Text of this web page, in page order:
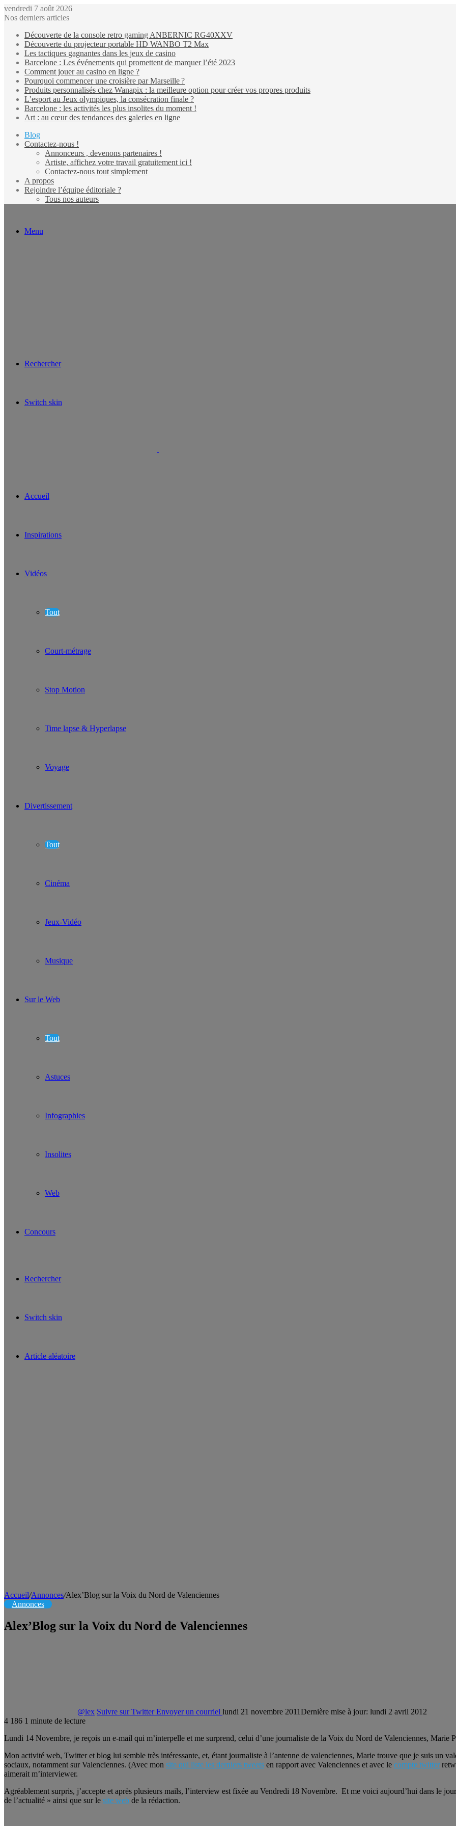
vendredi 7 août 2026
Nos derniers articles
Découverte de la console retro gaming ANBERNIC RG40XXV
Découverte du projecteur portable HD WANBO T2 Max
Les tactiques gagnantes dans les jeux de casino
Barcelone : Les événements qui promettent de marquer l’été 2023
Comment jouer au casino en ligne ?
Pourquoi commencer une croisière par Marseille ?
Produits personnalisés chez Wanapix : la meilleure option pour créer vos propres produits
L’esport au Jeux olympiques, la consécration finale ?
Barcelone : les activités les plus insolites du moment !
Art : au cœur des tendances des galeries en ligne
Blog
Contactez-nous !
Annonceurs , devenons partenaires !
Artiste, affichez votre travail gratuitement ici !
Contactez-nous tout simplement
A propos
Rejoindre l’équipe éditoriale ?
Tous nos auteurs
Menu
Rechercher
Switch skin
Accueil
Inspirations
Vidéos
Tout
Court-métrage
Stop Motion
Time lapse & Hyperlapse
Voyage
Divertissement
Tout
Cinéma
Jeux-Vidéo
Musique
Sur le Web
Tout
Astuces
Infographies
Insolites
Web
Concours
Rechercher
Switch skin
Article aléatoire
Accueil/Annonces/Alex’Blog sur la Voix du Nord de Valenciennes
Annonces
Alex’Blog sur la Voix du Nord de Valenciennes
@lex Suivre sur Twitter Envoyer un courriel lundi 21 novembre 2011Dernière mise à jour: lundi 2 avril 2012
4 186 1 minute de lecture
Lundi 14 Novembre, je reçois un e-mail qui m’interpelle et me surprend, celui d’une journaliste de la Voix du Nord de Valenciennes, Marie
Mon activité web, Twitter et blog lui semble très intéressante, et, étant journaliste à l’antenne de valenciennes, Marie trouve que je suis un
sociaux, notamment sur Valenciennes. (Avec mon site qui liste les derniers tweets en rapport avec Valenciennes et avec le compte twitter
aimerait m’interviewer.
Agréablement surpris, j’accepte et après plusieurs mails, l’interview est fixée au Vendredi 18 Novembre. Et me voici aujourd’hui dans le
de l’actualité » ainsi que sur le site web de la rédaction.